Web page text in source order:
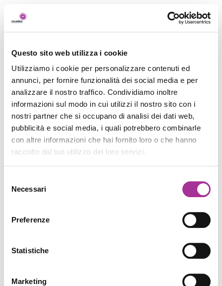
Questo sito web utilizza i cookie
Utilizziamo i cookie per personalizzare contenuti ed
annunci, per fornire funzionalità dei social media e per
analizzare il nostro traffico. Condividiamo inoltre
informazioni sul modo in cui utilizzi il nostro sito con i
nostri partner che si occupano di analisi dei dati web,
pubblicità e social media, i quali potrebbero combinarle
con altre informazioni che hai fornito loro o che hanno
raccolto dal tuo utilizzo dei loro servizi.
delNecessari
Preferenze
Statistiche
Marketing